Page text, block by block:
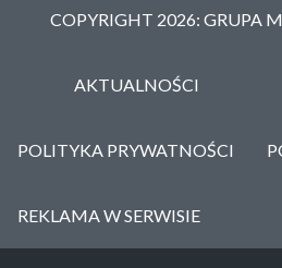
COPYRIGHT 2026: GRUPA
AKTUALNOŚCI
POLITYKA PRYWATNOŚCI
REKLAMA W SERWISIE